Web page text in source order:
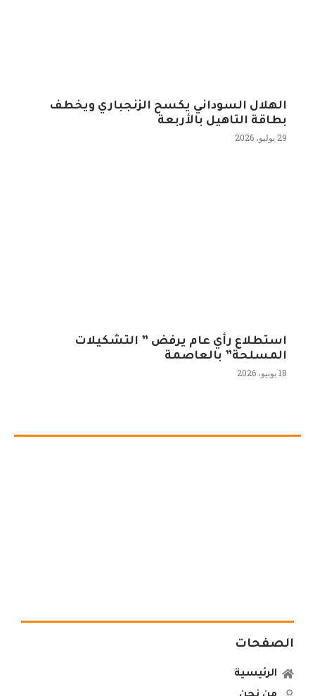
الهلال السوداني يكسح الزنجباري ويخطف
بطاقة التاهيل بالأربعة
29 يوليو، 2026
استطلاع رأي عام يرفض ” التشكيلات
المسلحة” بالعاصمة
18 يونيو، 2026
الصفحات
الرئيسية